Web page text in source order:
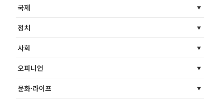
국제
정치
사회
오피니언
문화·라이프